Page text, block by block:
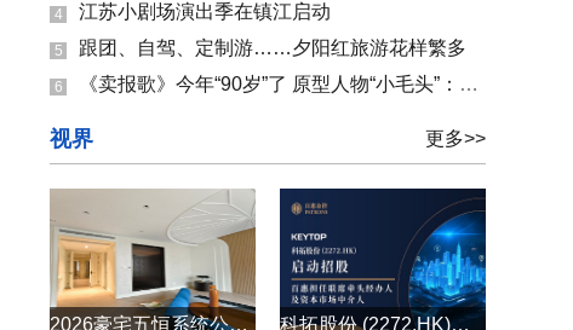
4 江苏小剧场演出季在镇江启动
5 跟团、自驾、定制游……夕阳红旅游花样繁多
6 《卖报歌》今年“90岁”了 原型人物“小毛头”：与聂耳的相遇改变一生
更多>>
视界
2026豪宅五恒系统公司怎么选？别墅大平层全空气五恒系统原厂直供 科拓股份 (2272.HK)启动招股 百惠担任联席牵头经办人及资本市场中介人